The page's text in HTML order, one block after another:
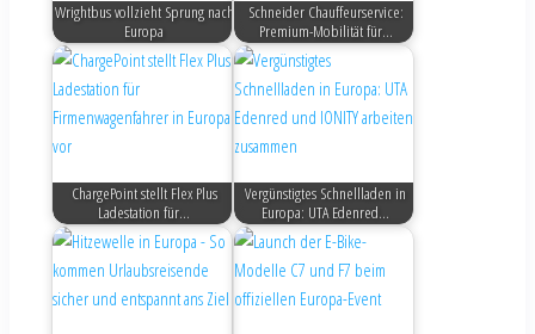
Wrightbus vollzieht Sprung nach
Europa
Schneider Chauffeurservice:
Premium-Mobilität für…
ChargePoint stellt Flex Plus
Ladestation für…
Vergünstigtes Schnellladen in
Europa: UTA Edenred…